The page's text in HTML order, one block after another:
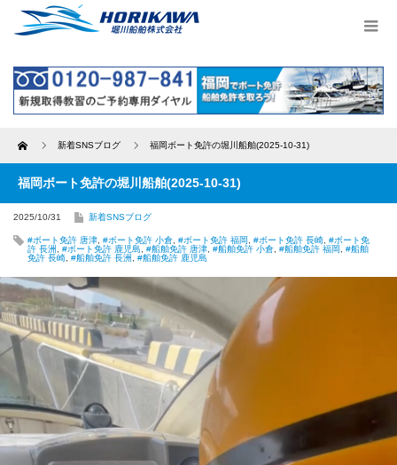
Home 新着SNSブログ 福岡ボート免許の堀川船舶(2025-10-31)
福岡ボート免許の堀川船舶(2025-10-31)
2025/10/31 新着SNSブログ
#ボート免許 唐津 #ボート免許 小倉 #ボート免許 福岡 #ボート免許 長崎 #ボート免
許 長洲
#ボート免許 鹿児島 #船舶免許 唐津 #船舶免許 小倉 #船舶免許 福岡
#船舶
免許 長崎 #船舶免許 長洲 #船舶免許 鹿児島